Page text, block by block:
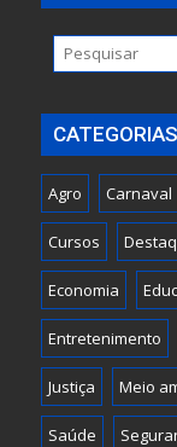
CATEGORIAS
Agro Carnaval
Cursos
Economia
Entretenimento
Justiça Meio
Saúde